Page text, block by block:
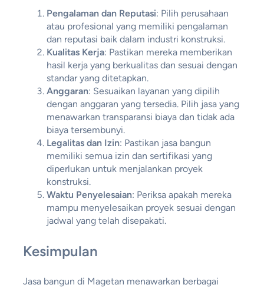
Pengalaman dan Reputasi: Pilih perusahaan
atau profesional yang memiliki pengalaman
dan reputasi baik dalam industri konstruksi.
Kualitas Kerja: Pastikan mereka memberikan
hasil kerja yang berkualitas dan sesuai dengan
standar yang ditetapkan.
Anggaran: Sesuaikan layanan yang dipilih
dengan anggaran yang tersedia. Pilih jasa yang
menawarkan transparansi biaya dan tidak ada
biaya tersembunyi.
Legalitas dan Izin: Pastikan jasa bangun
memiliki semua izin dan sertifikasi yang
diperlukan untuk menjalankan proyek
konstruksi.
Waktu Penyelesaian: Periksa apakah mereka
mampu menyelesaikan proyek sesuai dengan
jadwal yang telah disepakati.
Kesimpulan
Jasa bangun di Magetan menawarkan berbagai